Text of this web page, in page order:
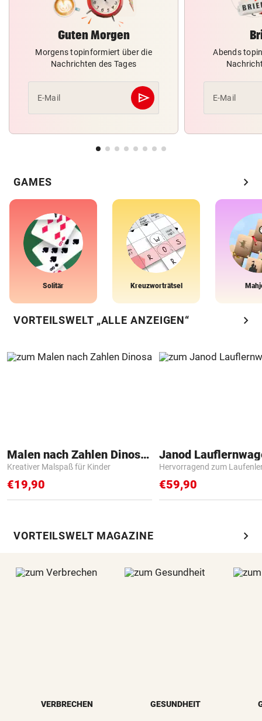
Guten Morgen
Morgens topinformiert über die
Nachrichten des Tages
E-Mail send
Abschicken
Abends
E-Mail
GAMES chevron_right
Solitär Kreuzworträtsel
VORTEILSWELT „ALLE ANZEIGEN“ chevron_right
Malen nach Zahlen Dinosaurier
Kreativer Malspaß für Kinder
€19,90
Janod
Hervorragend zum
€59,90
VORTEILSWELT MAGAZINE chevron_right
VERBRECHEN GESUNDHEIT